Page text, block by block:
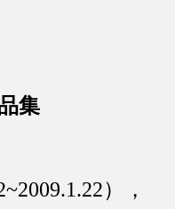
集
），